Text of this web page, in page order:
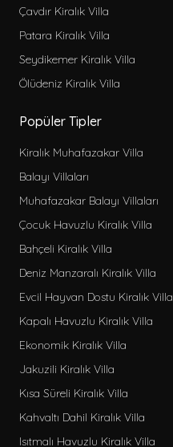
Çavdır Kiralık Villa
Patara Kiralık Villa
Seydikemer Kiralık Villa
Ölüdeniz Kiralık Villa
Popüler Tipler
Kiralık Muhafazakar Villa
Balayı Villaları
Muhafazakar Balayı Villaları
Çocuk Havuzlu Kiralık Villa
Bahçeli Kiralık Villa
Deniz Manzaralı Kiralık Villa
Evcil Hayvan Dostu Kiralık Villa
Kapalı Havuzlu Kiralık Villa
Ekonomik Kiralık Villa
Jakuzili Kiralık Villa
Kısa Süreli Kiralık Villa
Kahvaltı Dahil Kiralık Villa
Isıtmalı Havuzlu Kiralık Villa